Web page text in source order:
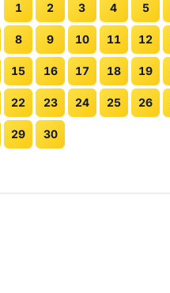
1 2 3 4 5
8 9 10 11 12
15 16 17 18 19
22 23 24 25 26
29 30